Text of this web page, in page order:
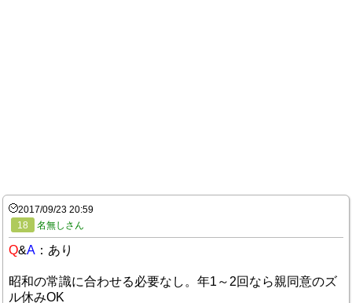
2017/09/23 20:59
18
名無しさん
Q&A ：あり
昭和の常識に合わせる必要なし。年1～2回なら親同意のズ
ル休みOK